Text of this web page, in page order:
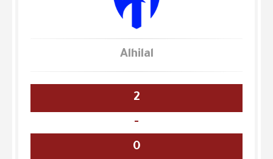
Alhilal
2
-
0